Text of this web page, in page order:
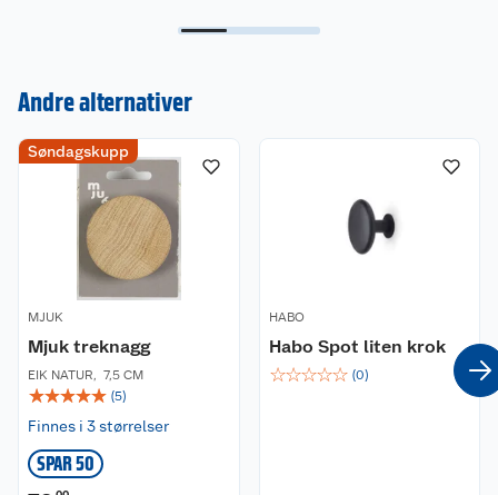
Andre alternativer
Søndagskupp
MJUK
Mjuk treknagg
EIK NATUR 7,5 CM
☆☆☆☆☆ (5)
Finnes i 3 størrelser
SPAR 50
HABO
Habo Spot liten krok
☆☆☆☆☆ (0)
Om oss
Nyheter
Våre butikker
Coop kjeder
Ledige stillinger
Bærekraft
Kundeservice
Kontakt oss
Angre- og returrett
Reklamasjon og garanti
Betalingsalternativer
Leveringsalternativer
Pakkesporing
Åpent kjøp
Coop medlem